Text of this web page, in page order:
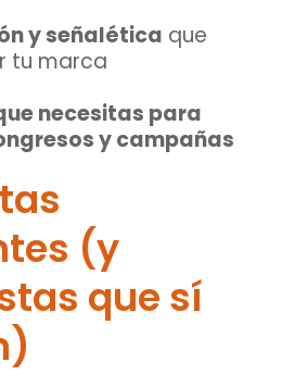
y señalética que
tu marca
necesitas para
y campañas
(y
que sí